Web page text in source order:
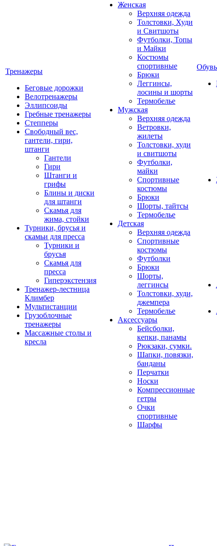
Тренажеры
Беговые дорожки
Велотренажеры
Эллипсоиды
Гребные тренажеры
Степперы
Свободный вес,
гантели, гири,
штанги
Гантели
Гири
Штанги и
грифы
Блины и диски
для штанги
Скамья для
жима, стойки
Турники, брусья и
скамьи для пресса
Турники и
брусья
Скамья для
пресса
Гиперэкстензия
Тренажер-лестница
Климбер
Мультистанции
Грузоблочные
тренажеры
Массажные столы и
кресла
Женская
Верхняя одежда
Толстовки, Худи
и Свитшоты
Футболки, Топы
и Майки
Костюмы
спортивные
Брюки
Леггинсы,
лосины и шорты
Термобелье
Мужская
Верхняя одежда
Ветровки,
жилеты
Толстовки, худи
и свитшоты
Футболки,
майки
Спортивные
костюмы
Брюки
Шорты, тайтсы
Термобелье
Детская
Верхняя одежда
Спортивные
костюмы
Футболки
Брюки
Шорты,
леггинсы
Толстовки, худи,
джемпера
Термобелье
Аксессуары
Бейсболки,
кепки, панамы
Рюкзаки, сумки.
Шапки, повязки,
банданы
Перчатки
Носки
Компрессионные
гетры
Очки
спортивные
Шарфы
Обувь